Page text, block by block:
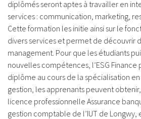
diplômés seront aptes à travailler en
services : communication, marketing,
Cette formation les initie ainsi sur le
divers services et permet de découvrir
management. Pour que les étudiants
nouvelles compétences, l’ESG
diplôme au cours de la spécialisation
gestion, les apprenants peuvent
licence professionnelle Assurance
gestion comptable de l’IUT de Longwy,